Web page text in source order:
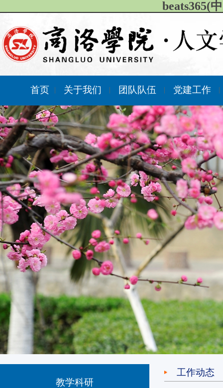
beats365(
首页 | 关于我们 | 团队队伍 | 党建工作 |
教学科研
工作动态